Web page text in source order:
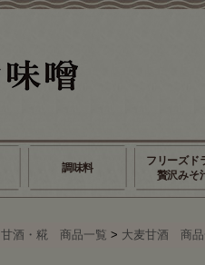
調味料
フリーズド
贅沢みそ
甘酒・糀 商品一覧 > 大麦甘酒 商品